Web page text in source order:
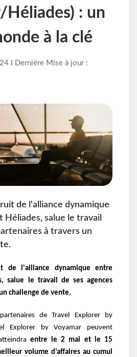
Héliades) : un
à la clé
I Dernière Mise à jour :
de l'alliance dynamique
Héliades, salue le travail
à travers un
de l'alliance dynamique entre
salue le travail de ses agences
challenge de vente.
de Travel Explorer by
Explorer by Voyamar peuvent
entre le 2 mai et le 15
volume d’affaires au cumul